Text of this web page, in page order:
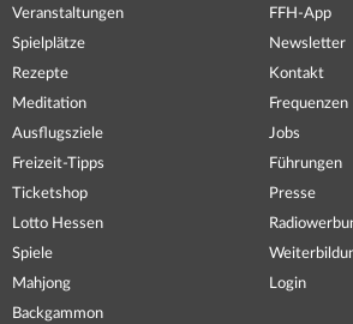
Veranstaltungen
Spielplätze
Rezepte
Meditation
Ausflugsziele
Freizeit-Tipps
Ticketshop
Lotto Hessen
Spiele
Mahjong
Backgammon
FFH-App
Newsletter
Kontakt
Frequenzen
Jobs
Führungen
Presse
Login